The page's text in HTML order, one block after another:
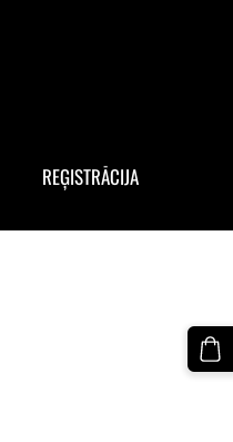
REĢISTRĀCIJA